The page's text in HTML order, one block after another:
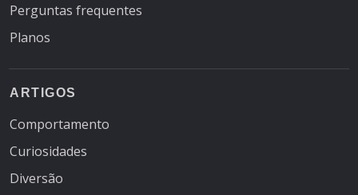
Perguntas frequentes
Planos
ARTIGOS
Comportamento
Curiosidades
Diversão